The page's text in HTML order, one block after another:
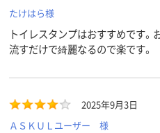
たけはら様
トイレスタンプはおすすめです。
流すだけで綺麗なるので楽です。
2025年9月3日
ＡＳＫＵＬユーザー 様